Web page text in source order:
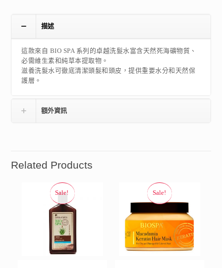
描述
這款來自 BIO SPA 系列的卓越洗髮水富含天然死海礦物質、
必需維生素和純草本提取物。
滋養洗髮水可徹底清潔頭髮和頭皮，提供重要水分和天然保
護層。
額外資訊
Related Products